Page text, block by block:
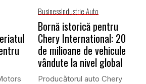
BusinessIndustrie Auto
Bornă istorică pentru
Chery International: 20
de milioane de vehicule
vândute la nivel global
Producătorul auto Chery